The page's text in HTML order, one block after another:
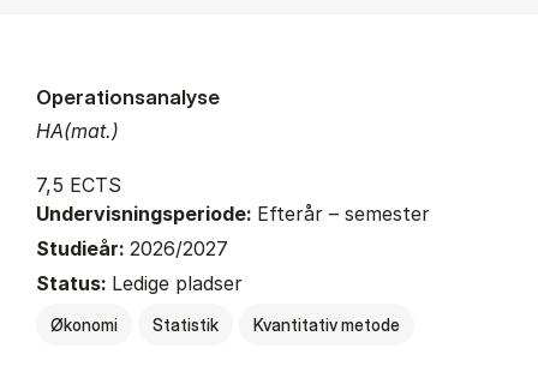
HA(mat.)
Operationsanalyse
7,5 ECTS
Undervisningsperiode: Efterår – semester
Studieår: 2026/2027
Status: Ledige pladser
Økonomi Statistik Kvantitativ metode